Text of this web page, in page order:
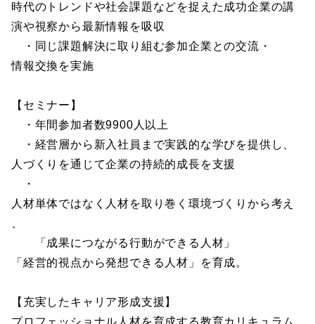
時代のトレンドや社会課題などを捉えた成功企業の講
演や視察から最新情報を吸収
・同じ課題解決に取り組む参加企業との交流・
情報交換を実施
【セミナー】
・年間参加者数9900人以上
・経営層から新入社員まで実践的な学びを提供し、
人づくりを通じて企業の持続的成長を支援
・
人材単体ではなく人材を取り巻く環境づくりから考え
「成果につながる行動ができる人材」
「経営的視点から発想できる人材」を育成。
【充実したキャリア形成支援】
プロフェッショナル人材を育成する教育カリキュラム